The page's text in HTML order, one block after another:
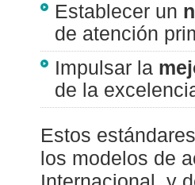
Establecer un
de atención
Impulsar la
de la
Estos
los modelos de